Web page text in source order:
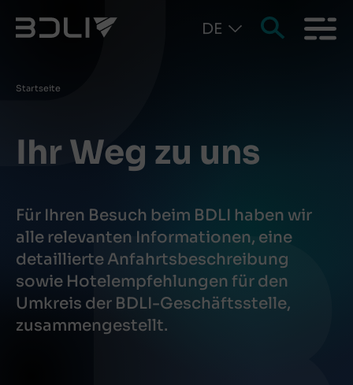
DE
Pfadnavigation
Startseite
Ihr Weg zu uns
Für Ihren Besuch beim BDLI haben wir
alle relevanten Informationen, eine
detaillierte Anfahrtsbeschreibung
sowie Hotelempfehlungen für den
Umkreis der BDLI-Geschäftsstelle,
zusammengestellt.